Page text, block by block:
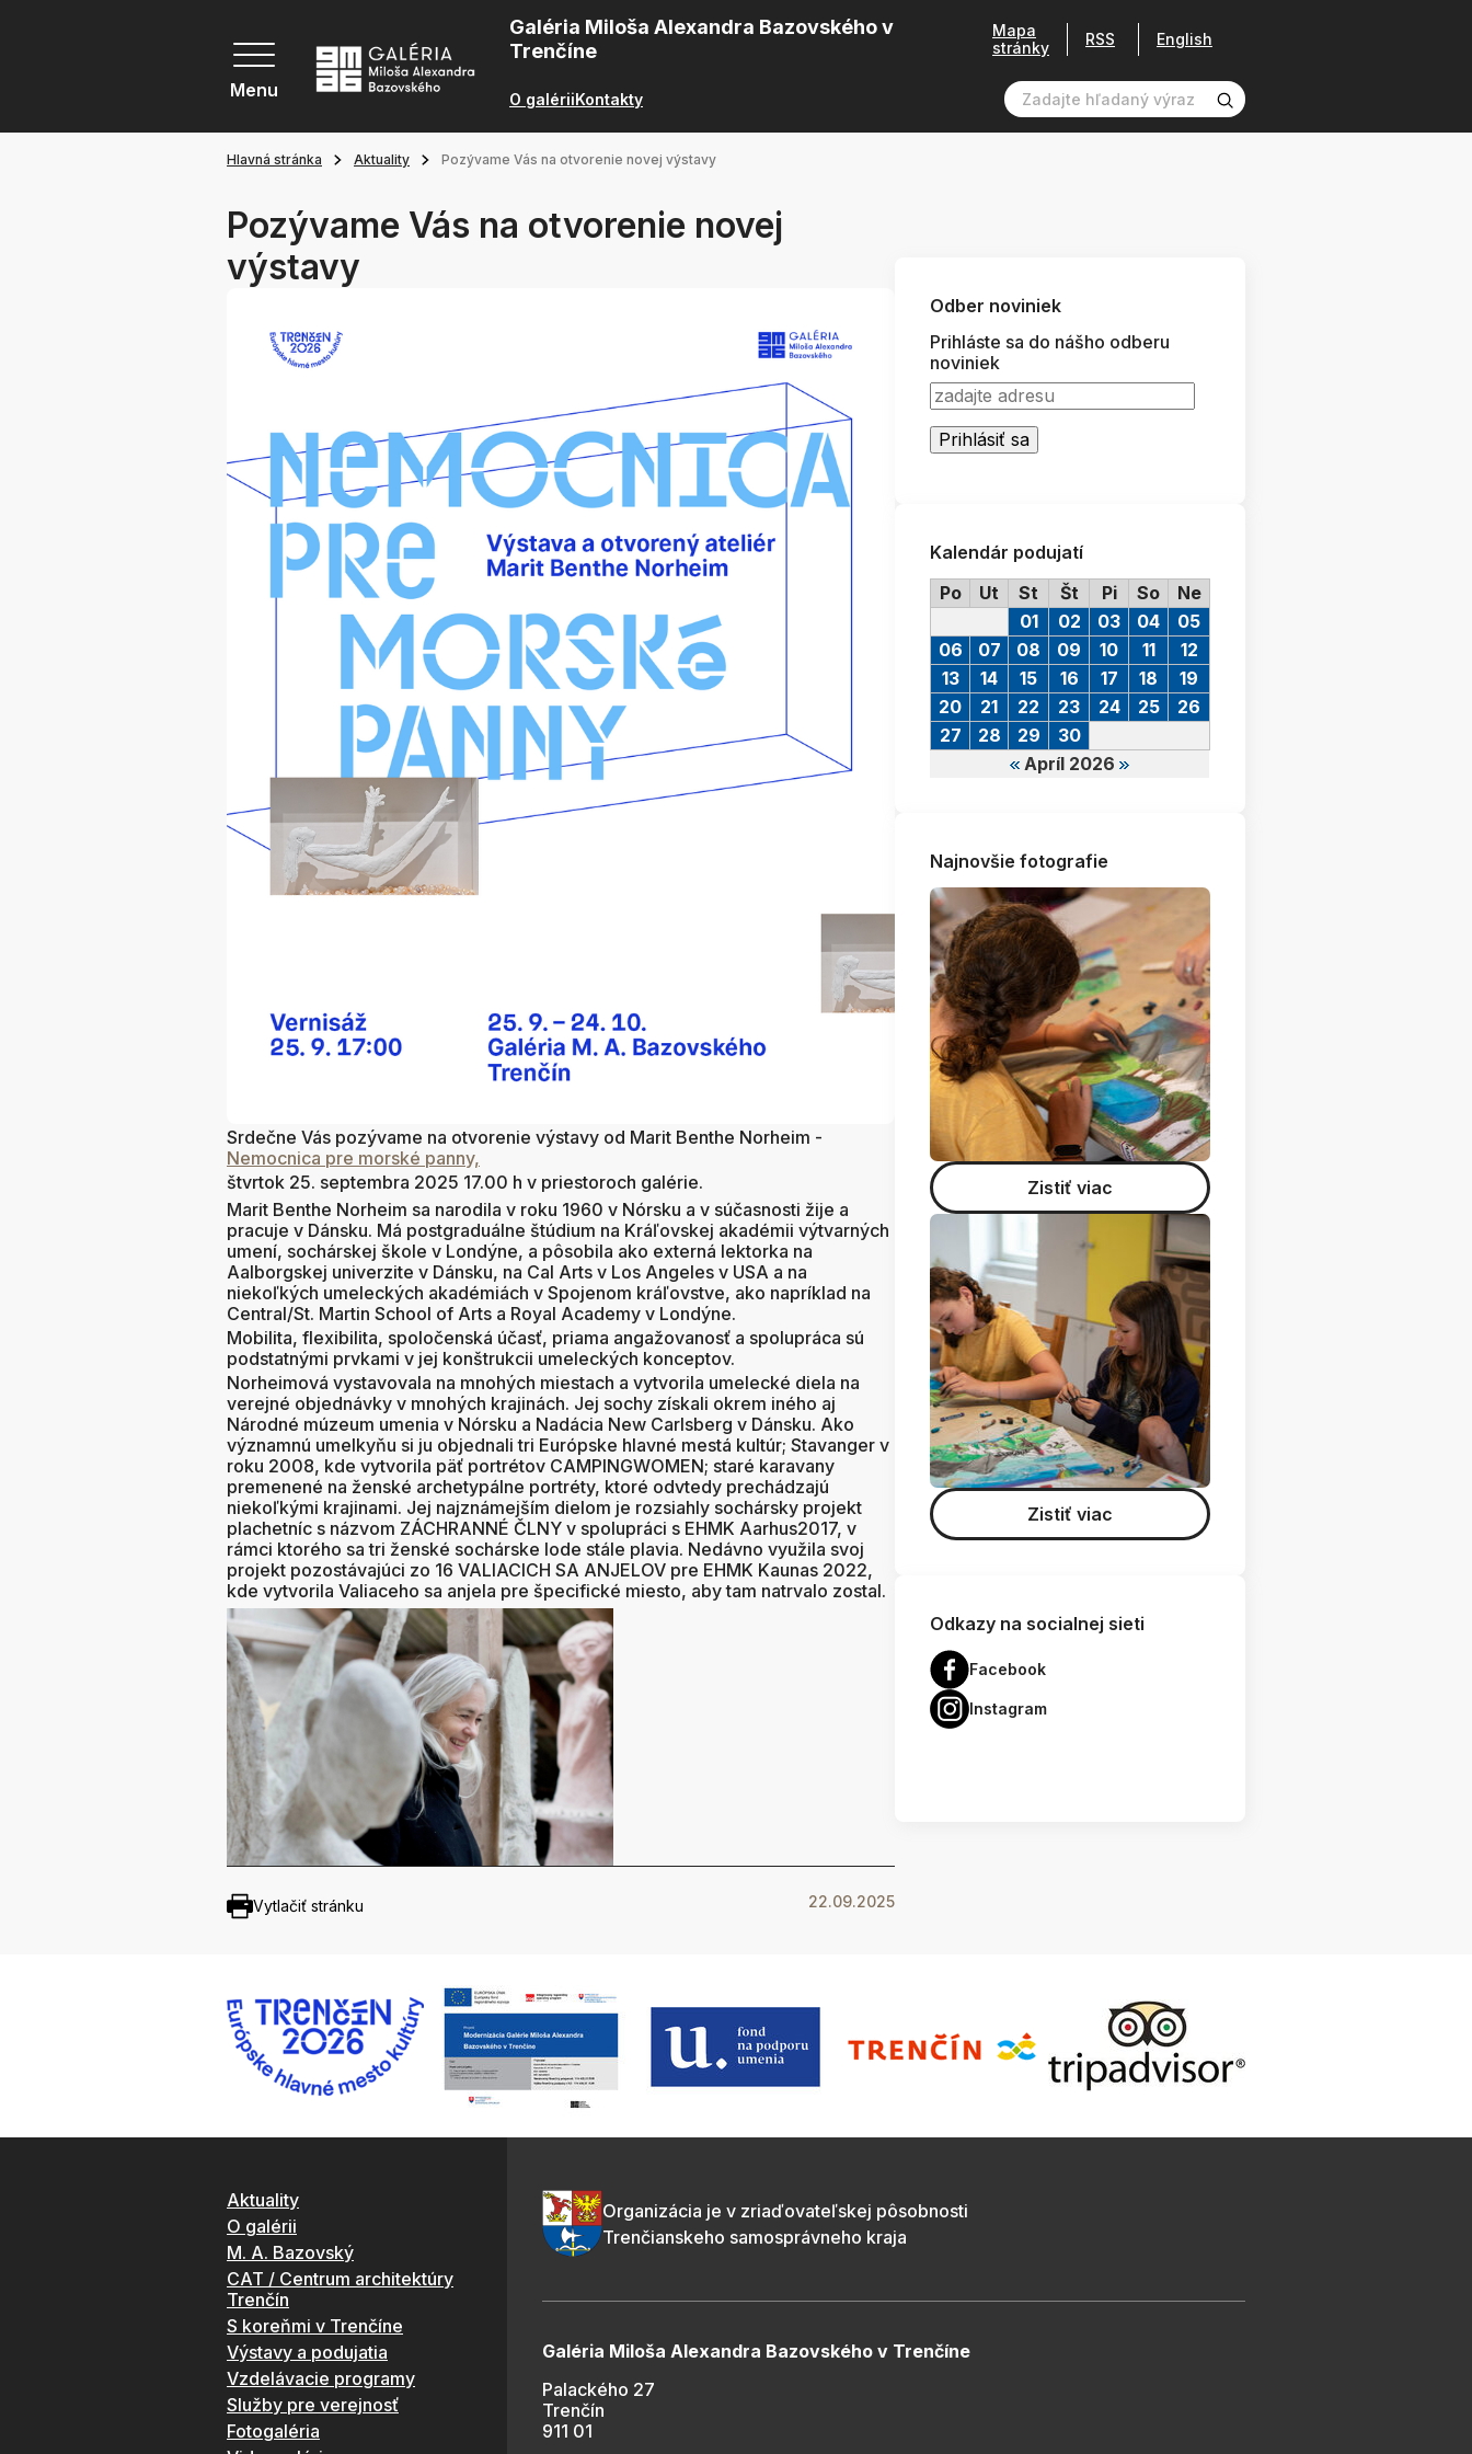
Menu
Galéria Miloša Alexandra Bazovského v
Trenčíne
O galériiKontakty
Mapa
stránky
RSS English
Hlavná stránka Aktuality Pozývame Vás na otvorenie novej výstavy
Pozývame Vás na otvorenie novej
výstavy
Srdečne Vás pozývame na otvorenie výstavy od Marit Benthe Norheim -
Nemocnica pre morské panny,
štvrtok 25. septembra 2025 17.00 h v priestoroch galérie.
Marit Benthe Norheim sa narodila v roku 1960 v Nórsku a v súčasnosti žije a
pracuje v Dánsku. Má postgraduálne štúdium na Kráľovskej akadémii výtvarných
umení, sochárskej škole v Londýne, a pôsobila ako externá lektorka na
Aalborgskej univerzite v Dánsku, na Cal Arts v Los Angeles v USA a na
niekoľkých umeleckých akadémiách v Spojenom kráľovstve, ako napríklad na
Central/St. Martin School of Arts a Royal Academy v Londýne.
Mobilita, flexibilita, spoločenská účasť, priama angažovanosť a spolupráca sú
podstatnými prvkami v jej konštrukcii umeleckých konceptov.
Norheimová vystavovala na mnohých miestach a vytvorila umelecké diela na
verejné objednávky v mnohých krajinách. Jej sochy získali okrem iného aj
Národné múzeum umenia v Nórsku a Nadácia New Carlsberg v Dánsku. Ako
významnú umelkyňu si ju objednali tri Európske hlavné mestá kultúr; Stavanger v
roku 2008, kde vytvorila päť portrétov CAMPINGWOMEN; ​​staré karavany
premenené na ženské archetypálne portréty, ktoré odvtedy prechádzajú
niekoľkými krajinami. Jej najznámejším dielom je rozsiahly sochársky projekt
plachetníc s názvom ZÁCHRANNÉ ČLNY v spolupráci s EHMK Aarhus2017, v
rámci ktorého sa tri ženské sochárske lode stále plavia. Nedávno využila svoj
projekt pozostávajúci zo 16 VALIACICH SA ANJELOV pre EHMK Kaunas 2022,
kde vytvorila Valiaceho sa anjela pre špecifické miesto, aby tam natrvalo zostal.
Vytlačiť stránku 22.09.2025
Odber noviniek
Prihláste sa do nášho odberu
noviniek
Kalendár podujatí
Po
Ut St Št Pi So Ne
Apríl 2026
01 02 03 04
05
06
07 08 09 10 11
12
13
14 15 16 17 18
19
20
21 22 23 24 25
26
27
28 29 30
Najnovšie fotografie
Zistiť viac
Zistiť viac
Odkazy na socialnej sieti
Facebook
Instagram
Aktuality
O galérii
M. A. Bazovský
CAT / Centrum architektúry
Trenčín
S koreňmi v Trenčíne
Výstavy a podujatia
Vzdelávacie programy
Služby pre verejnosť
Fotogaléria
Organizácia je v zriaďovateľskej pôsobnosti
Trenčianskeho samosprávneho kraja
Galéria Miloša Alexandra Bazovského v Trenčíne
Palackého 27
Trenčín
911 01